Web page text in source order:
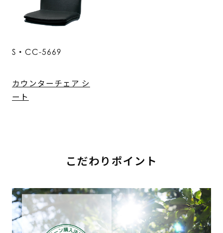
S・CC-5669
カウンターチェア シ
ート
こだわりポイント